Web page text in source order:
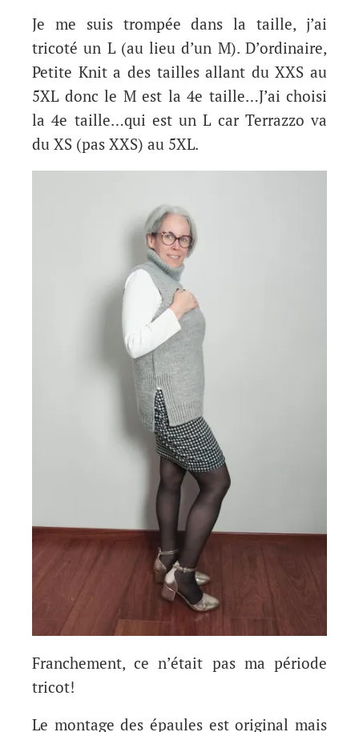
Je me suis trompée dans la taille, j’ai
tricoté un L (au lieu d’un M). D’ordinaire,
Petite Knit a des tailles allant du XXS au
5XL donc le M est la 4e taille…J’ai choisi
la 4e taille…qui est un L car Terrazzo va
du XS (pas XXS) au 5XL.
Franchement, ce n’était pas ma période
tricot!
Le montage des épaules est original mais